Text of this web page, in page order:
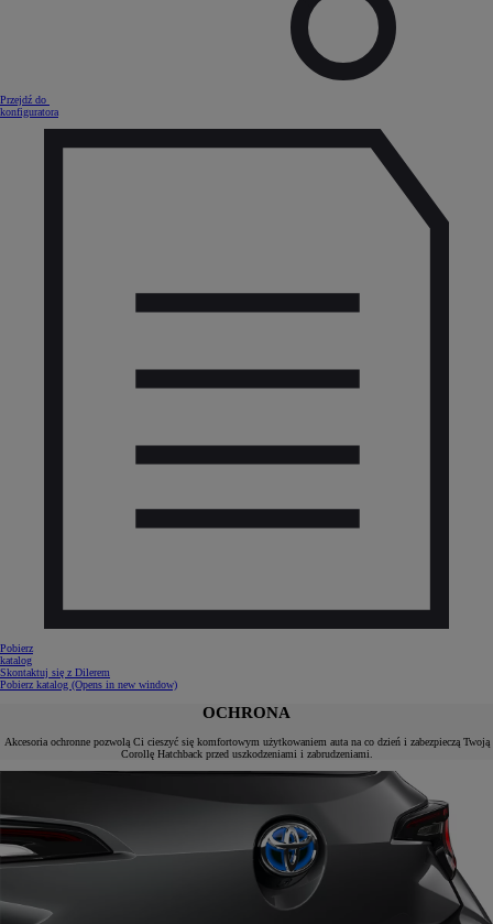
Przejdź do
konfiguratora
Pobierz
katalog
Skontaktuj się z Dilerem
Pobierz katalog (Opens in new window)
OCHRONA
Akcesoria ochronne pozwolą Ci cieszyć się komfortowym użytkowaniem auta na co dzień i zabezpieczą Twoją
Corollę Hatchback przed uszkodzeniami i zabrudzeniami.